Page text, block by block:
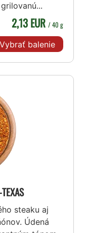
2,13 EUR / 40 g
Vybrať balenie
steaku aj
Údená